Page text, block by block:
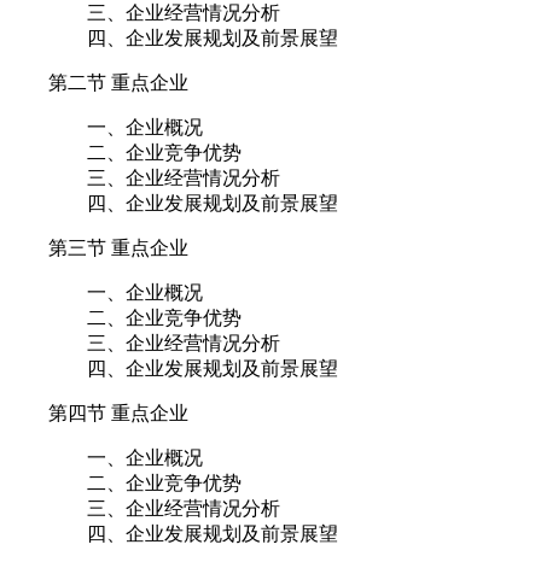
三、企业经营情况分析
四、企业发展规划及前景展望
第二节 重点企业
一、企业概况
二、企业竞争优势
三、企业经营情况分析
四、企业发展规划及前景展望
第三节 重点企业
一、企业概况
二、企业竞争优势
三、企业经营情况分析
四、企业发展规划及前景展望
第四节 重点企业
一、企业概况
二、企业竞争优势
三、企业经营情况分析
四、企业发展规划及前景展望